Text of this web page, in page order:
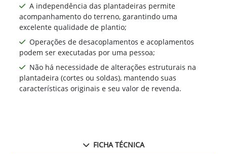
A independência das plantadeiras permite
acompanhamento do terreno, garantindo uma
excelente qualidade de plantio;
Operações de desacoplamentos e acoplamentos
podem ser executadas por uma pessoa;
Não há necessidade de alterações estruturais na
plantadeira (cortes ou soldas), mantendo suas
características originais e seu valor de revenda.
FICHA TÉCNICA